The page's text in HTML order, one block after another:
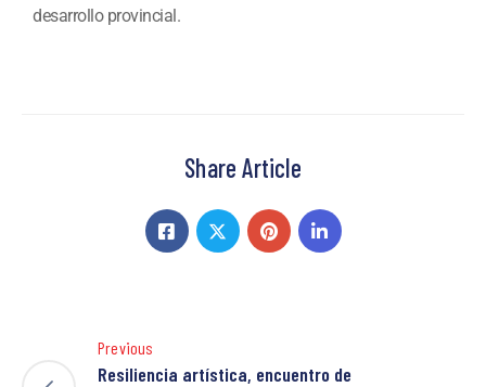
desarrollo provincial.
Share Article
Previous
Resiliencia artística, encuentro de